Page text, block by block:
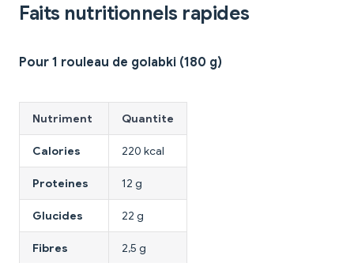
Faits nutritionnels rapides
Pour 1 rouleau de golabki (180 g)
Nutriment Quantite
Calories 220 kcal
Proteines 12 g
Glucides 22 g
Fibres 2,5 g